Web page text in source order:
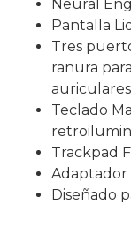
Neural
Pantalla
Tres
ranura
Teclado
Trackpad
Adaptador
Diseñado